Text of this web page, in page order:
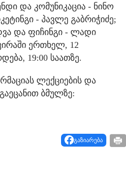
და კომუნიკაცია - ნინო
- პავლე გაბრიჭიძე;
და ფიჩინგი - ლადი
ერთხელ, 12
19:00 საათზე.
ლექციების და
ბმულზე:
გაზიარება